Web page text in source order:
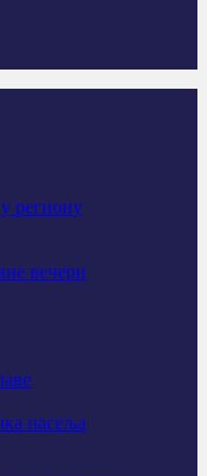
региону
вечери
насеља